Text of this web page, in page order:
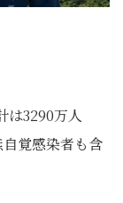
は3290万人
自覚感染者も含